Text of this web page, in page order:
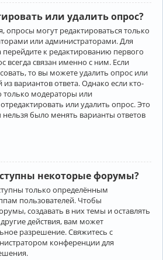
или удалить опрос?
опросы могут редактироваться только
или администраторами. Для
к редактированию первого
всегда связан именно с ним. Если
то вы можете удалить опрос или
вариантов ответа. Однако если кто-
только модераторы или
или удалить опрос. Это
нельзя было менять варианты ответов
некоторые форумы?
только определённым
пользователей. Чтобы
создавать в них темы и оставлять
действия, вам может
разрешение. Свяжитесь с
конференции для